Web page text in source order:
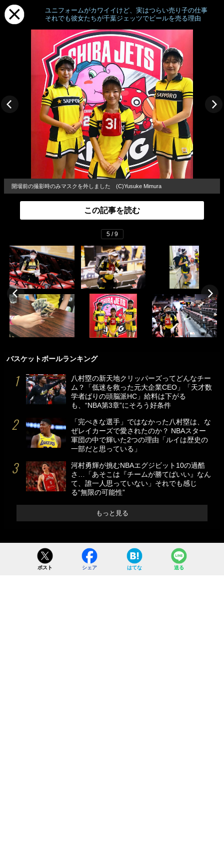
ユニフォームがカワイイけど、実はつらい売り子の仕事
それでも彼女たちが千葉ジェッツでビールを売る理由
開場前の撮影時のみマスクを外しました (C)Yusuke Mimura
この記事を読む
5 / 9
バスケットボールランキング
八村塁の新天地クリッパーズってどんなチー
ム？「低迷を救った元大企業CEO」「天才数
学者ばりの頭脳派HC」給料は下がる
も、“NBA第3章”にそろう好条件
「完ぺきな選手」ではなかった八村塁は、な
ぜレイカーズで愛されたのか？ NBAスター
軍団の中で輝いた2つの理由「ルイは歴史の
一部だと思っている」
河村勇輝が挑むNBAエグジビット10の過酷
さ…「あそこは『チームが勝てばいい』なん
て、誰一人思っていない」それでも感じ
る“無限の可能性”
もっと見る
ポスト シェア はてな 送る